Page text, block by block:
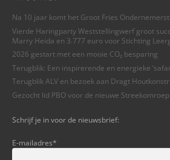
Na 10 jaar komt het Groot Fries
Vierde Haringparty Weststellingwerf groot
Marry Heida en 3.777 euro voor Stichting
2026 gestart met een mooie CO₂ besparing
Terugblik: Een inspirerende en energieke
Terugblik ALV en bezoek aan Dragt
Gezocht lid PBO voor de nieuwe
Schrijf je in voor de nieuwsbrief:
E-mailadres*